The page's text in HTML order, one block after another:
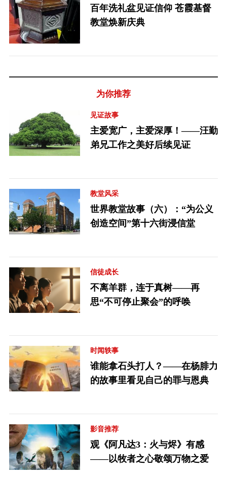
百年洗礼盆见证信仰 苍霞基督
教堂焕新庆典
为你推荐
见证故事
主爱宽广，主爱深厚！——汪勤
弟兄工作之美好后续见证
教堂风采
世界教堂故事（六）：“为公义
创造空间”第十六街浸信堂
信徒成长
不离羊群，连于真树——再
思“不可停止聚会”的呼唤
时闻轶事
谁能拿石头打人？——在杨腓力
的故事里看见自己的罪与恩典
影音推荐
观《阿凡达3：火与烬》有感
——以牧者之心敬颂万物之爱